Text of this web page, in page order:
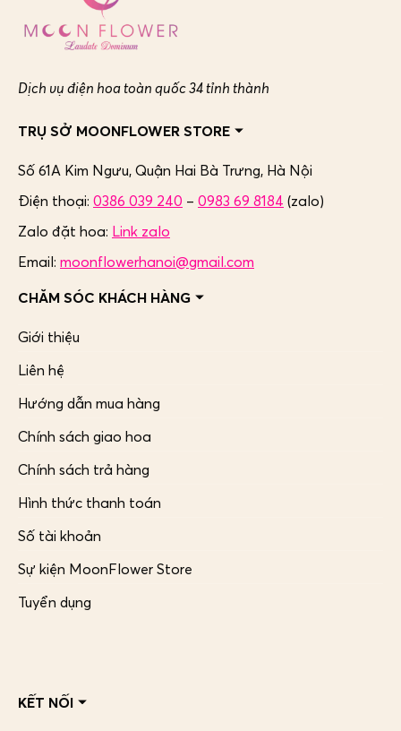
Dịch vụ điện hoa toàn quốc 34 tỉnh thành
TRỤ SỞ MOONFLOWER STORE
Số 61A Kim Ngưu, Quận Hai Bà Trưng, Hà Nội
Điện thoại: 0386 039 240 – 0983 69 8184 (zalo)
Zalo đặt hoa: Link zalo
Email: moonflowerhanoi@gmail.com
CHĂM SÓC KHÁCH HÀNG
Giới thiệu
Liên hệ
Hướng dẫn mua hàng
Chính sách giao hoa
Chính sách trả hàng
Hình thức thanh toán
Số tài khoản
Sự kiện MoonFlower Store
Tuyển dụng
KẾT NỐI